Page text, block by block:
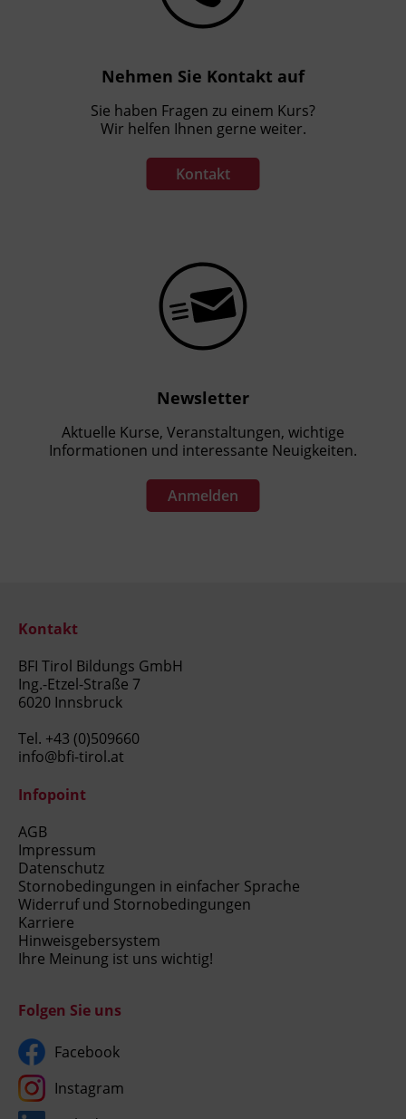
Nehmen Sie Kontakt auf
Sie haben Fragen zu einem Kurs?
Wir helfen Ihnen gerne weiter.
Kontakt
Newsletter
Aktuelle Kurse, Veranstaltungen, wichtige
Informationen und interessante Neuigkeiten.
Anmelden
Kontakt
BFI Tirol Bildungs GmbH
Ing.-Etzel-Straße 7
6020 Innsbruck
Tel. +43 (0)509660
info@bfi-tirol.at
Infopoint
AGB
Impressum
Datenschutz
Stornobedingungen in einfacher Sprache
Widerruf und Stornobedingungen
Karriere
Hinweisgebersystem
Ihre Meinung ist uns wichtig!
Folgen Sie uns
Facebook
Instagram